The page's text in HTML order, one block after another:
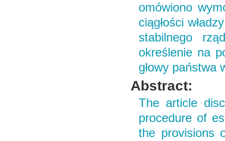
omówiono
ciągłości
stabilnego
określenie na
głowy państwa
Abstract:
The article
procedure of
the provisions